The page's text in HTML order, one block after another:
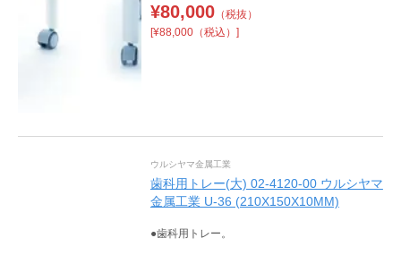
¥80,000（税抜）
[¥88,000（税込）]
ウルシヤマ金属工業
歯科用トレー(大) 02-4120-00 ウルシヤマ
金属工業 U-36 (210X150X10MM)
●歯科用トレー。